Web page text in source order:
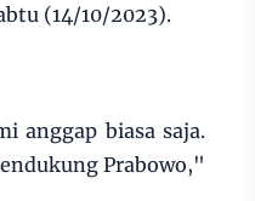
(14/10/2023).
anggap biasa saja.
Prabowo,"